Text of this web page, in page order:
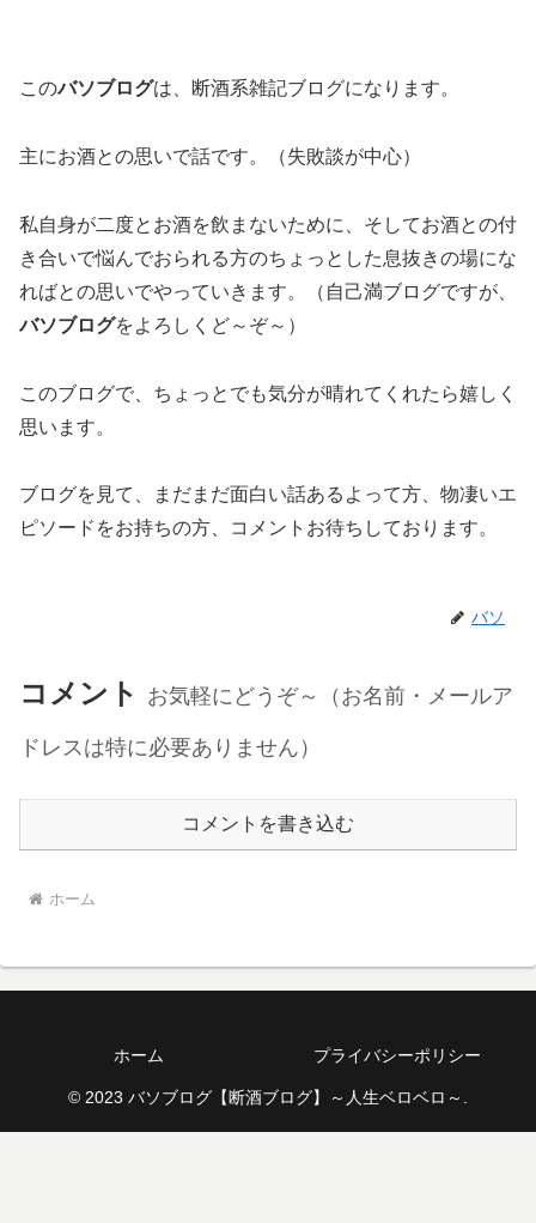
このバソブログは、断酒系雑記ブログになります。
主にお酒との思いで話です。（失敗談が中心）
私自身が二度とお酒を飲まないために、そしてお酒との付
き合いで悩んでおられる方のちょっとした息抜きの場にな
ればとの思いでやっていきます。（自己満ブログですが、
バソブログをよろしくど～ぞ～）
このブログで、ちょっとでも気分が晴れてくれたら嬉しく
思います。
ブログを見て、まだまだ面白い話あるよって方、物凄いエ
ピソードをお持ちの方、コメントお待ちしております。
バソ
コメント お気軽にどうぞ～（お名前・メールア
ドレスは特に必要ありません）
コメントを書き込む
ホーム
ホーム プライバシーポリシー
© 2023 バソブログ【断酒ブログ】～人生ベロベロ～.